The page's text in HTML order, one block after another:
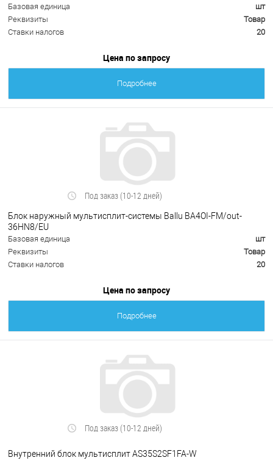
Базовая единица
шт
Реквизиты
Товар
Ставки налогов
20
Цена по запросу
Подробнее
Под заказ (10-12 дней)
Блок наружный мультисплит-системы Ballu BA4OI-FM/out-
36HN8/EU
Базовая единица
шт
Реквизиты
Товар
Ставки налогов
20
Цена по запросу
Подробнее
Под заказ (10-12 дней)
Внутренний блок мультисплит AS35S2SF1FA-W